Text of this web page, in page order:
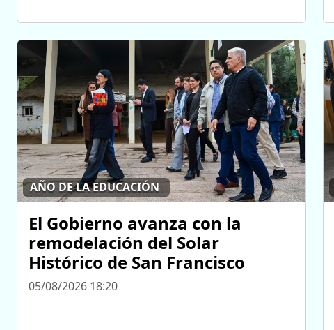
AÑO DE LA EDUCACIÓN
El Gobierno avanza con la
remodelación del Solar
Histórico de San Francisco
05/08/2026 18:20